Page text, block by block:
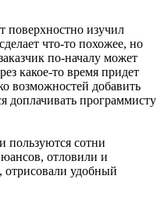
поверхностно изучил
что-то похожее, но
по-началу может
какое-то время придет
возможностей добавить
доплачивать программисту
пользуются сотни
отловили и
удобный